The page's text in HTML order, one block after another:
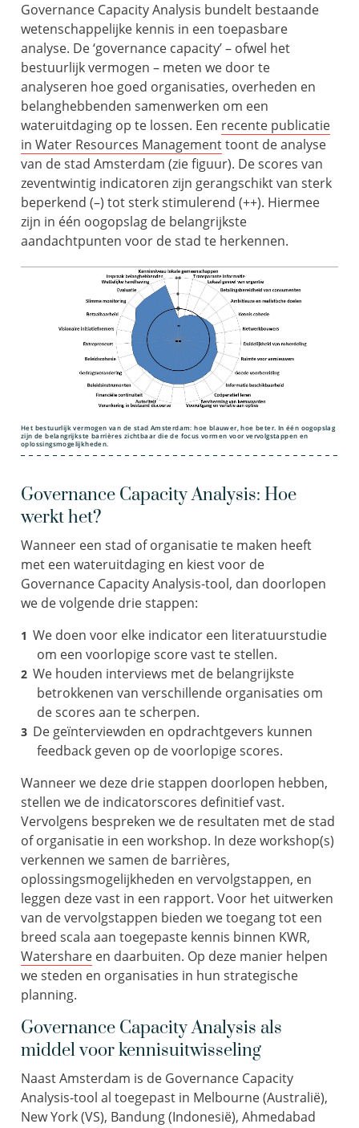
Governance Capacity Analysis bundelt bestaande
wetenschappelijke kennis in een toepasbare
analyse. De ‘governance capacity’ – ofwel het
bestuurlijk vermogen – meten we door te
analyseren hoe goed organisaties, overheden en
belanghebbenden samenwerken om een
wateruitdaging op te lossen. Een recente publicatie
in Water Resources Managementtoont de analyse
van de stad Amsterdam (zie figuur). De scores van
zeventwintig indicatoren zijn gerangschikt van sterk
beperkend (–) tot sterk stimulerend (++). Hiermee
zijn in één oogopslag de belangrijkste
aandachtpunten voor de stad te herkennen.
Het bestuurlijk vermogen van de stad Amsterdam: hoe blauwer, hoe beter. In één oogopslag
zijn de belangrijkste barrières zichtbaar die de focus vormen voor vervolgstappen en
oplossingsmogelijkheden.
Governance Capacity Analysis: Hoe
werkt het?
Wanneer een stad of organisatie te maken heeft
met een wateruitdaging en kiest voor de
Governance Capacity Analysis-tool, dan doorlopen
we de volgende drie stappen:
We doen voor elke indicator een literatuurstudie
om een voorlopige score vast te stellen.
We houden interviews met de belangrijkste
betrokkenen van verschillende organisaties om
de scores aan te scherpen.
De geïnterviewden en opdrachtgevers kunnen
feedback geven op de voorlopige scores.
Wanneer we deze drie stappen doorlopen hebben,
stellen we de indicatorscores definitief vast.
Vervolgens bespreken we de resultaten met de stad
of organisatie in een workshop. In deze workshop(s)
verkennen we samen de barrières,
oplossingsmogelijkheden en vervolgstappen, en
leggen deze vast in een rapport. Voor het uitwerken
van de vervolgstappen bieden we toegang tot een
breed scala aan toegepaste kennis binnen KWR,
Watershare en daarbuiten. Op deze manier helpen
we steden en organisaties in hun strategische
planning.
Governance Capacity Analysis als
middel voor kennisuitwisseling
Naast Amsterdam is de Governance Capacity
Analysis-tool al toegepast in Melbourne (Australië),
New York (VS), Bandung (Indonesië), Ahmedabad